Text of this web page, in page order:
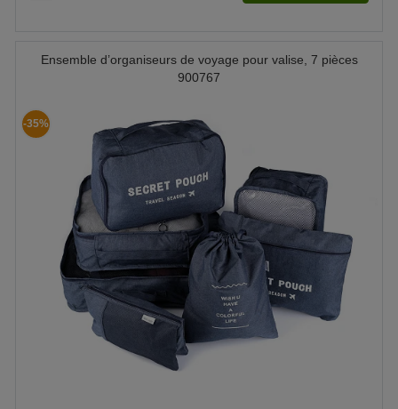
Ensemble d’organiseurs de voyage pour valise, 7 pièces
900767
-35%